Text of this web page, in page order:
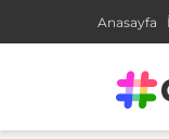
Anasayfa